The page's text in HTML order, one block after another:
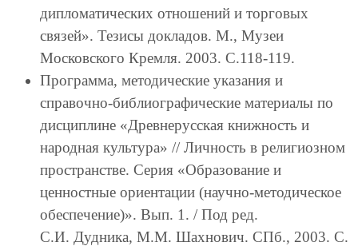
дипломатических отношений и торговых
связей». Тезисы докладов. М., Музеи
Московского Кремля. 2003. С.118-119.
Программа, методические указания и
справочно-библиографические материалы по
дисциплине «Древнерусская книжность и
народная культура» // Личность в религиозном
пространстве. Серия «Образование и
ценностные ориентации (научно-методическое
обеспечение)». Вып. 1. / Под ред.
С.И. Дудника, М.М. Шахнович. СПб., 2003. С.